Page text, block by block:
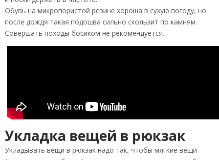
Обувь на микропористой резине хороша в сухую погоду, но
после дождя такая подошва сильно скользит по камням.
Совершать походы босиком не рекомендуется.
Укладка вещей в рюкзак
Укладывать вещи в рюкзак надо так, чтобы мягкие вещи